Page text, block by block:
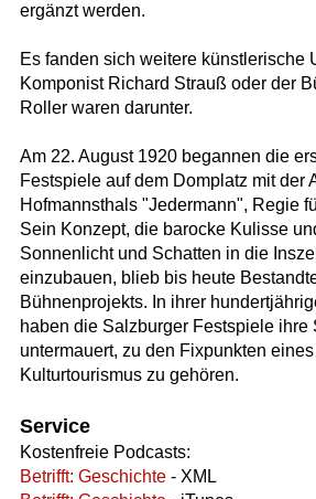
ergänzt werden.
Es fanden sich weitere künstlerische
Komponist Richard Strauß oder der
Roller waren darunter.
Am 22. August 1920 begannen die
Festspiele auf dem Domplatz mit der
Hofmannsthals "Jedermann", Regie
Sein Konzept, die barocke Kulisse
Sonnenlicht und Schatten in die
einzubauen, blieb bis heute
Bühnenprojekts. In ihrer
haben die Salzburger Festspiele ihre
untermauert, zu den Fixpunkten
Kulturtourismus zu gehören.
Service
Kostenfreie Podcasts:
Betrifft: Geschichte- XML